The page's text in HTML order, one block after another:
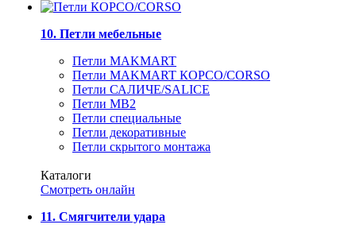
10. Петли мебельные
Петли MAKMART
Петли MAKMART КОРСО/CORSO
Петли САЛИЧЕ/SALICE
Петли MB2
Петли специальные
Петли декоративные
Петли скрытого монтажа
Каталоги
Смотреть онлайн
11. Смягчители удара